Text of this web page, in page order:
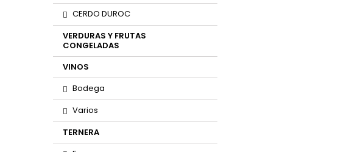
CERDO DUROC
VERDURAS Y FRUTAS
CONGELADAS
VINOS
Bodega
Varios
TERNERA